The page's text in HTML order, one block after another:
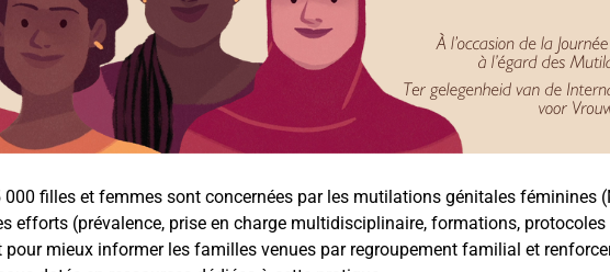
000 filles et femmes sont concernées par les mutilations génitales féminines
efforts (prévalence, prise en charge multidisciplinaire, formations,
mieux informer les familles venues par regroupement familial et